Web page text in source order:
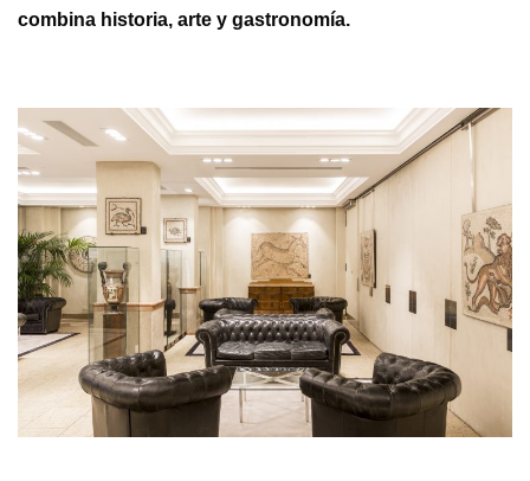
combina historia, arte y gastronomía.